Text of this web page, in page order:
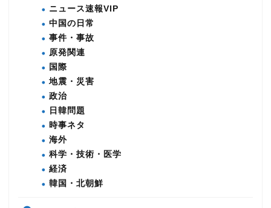
ニュース速報VIP
中国の日常
事件・事故
原発関連
国際
地震・災害
政治
日韓問題
時事ネタ
海外
科学・技術・医学
経済
韓国・北朝鮮